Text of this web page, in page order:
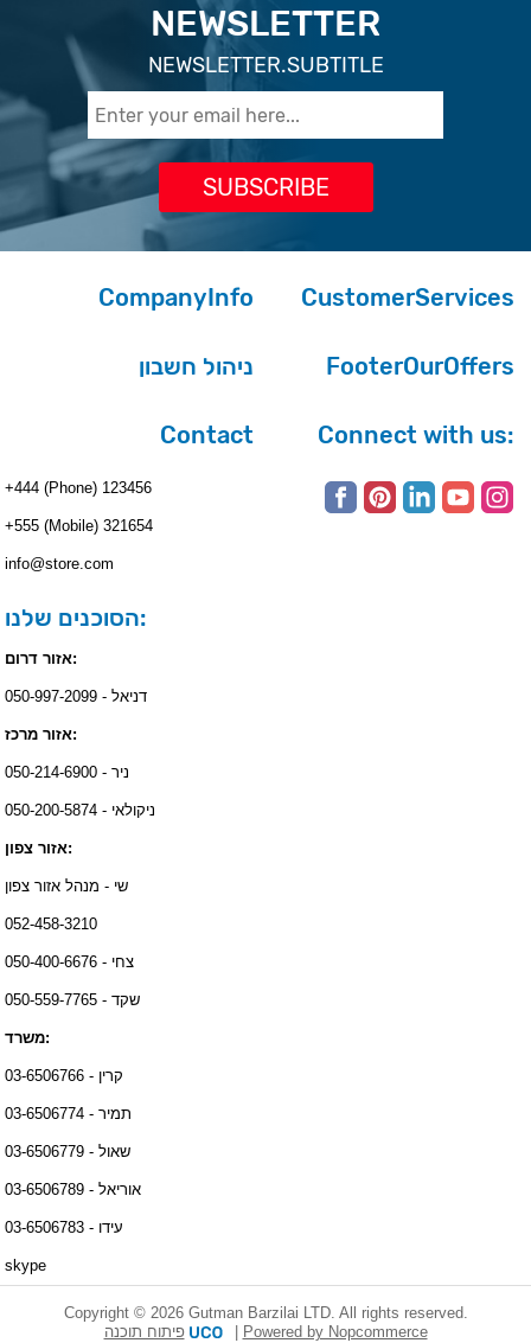
NEWSLETTER
NEWSLETTER.SUBTITLE
CompanyInfo CustomerServices
ניהול חשבון FooterOurOffers
Contact
+444 (Phone) 123456
+555 (Mobile) 321654
info@store.com
הסוכנים שלנו:
אזור דרום:
דניאל - 050-997-2099
אזור מרכז:
ניר - 050-214-6900
ניקולאי - 050-200-5874
אזור צפון:
שי - מנהל אזור צפון
052-458-3210
צחי - 050-400-6676
שקד - 050-559-7765
משרד:
קרין - 03-6506766
תמיר - 03-6506774
שאול - 03-6506779
אוריאל - 03-6506789
עידו - 03-6506783
skype
Connect with us:
Copyright © 2026 Gutman Barzilai LTD. All rights reserved.
פיתוח תוכנה
Powered by Nopcommerce